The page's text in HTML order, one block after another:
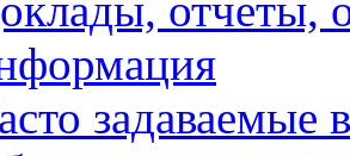
отчеты,
задаваемые